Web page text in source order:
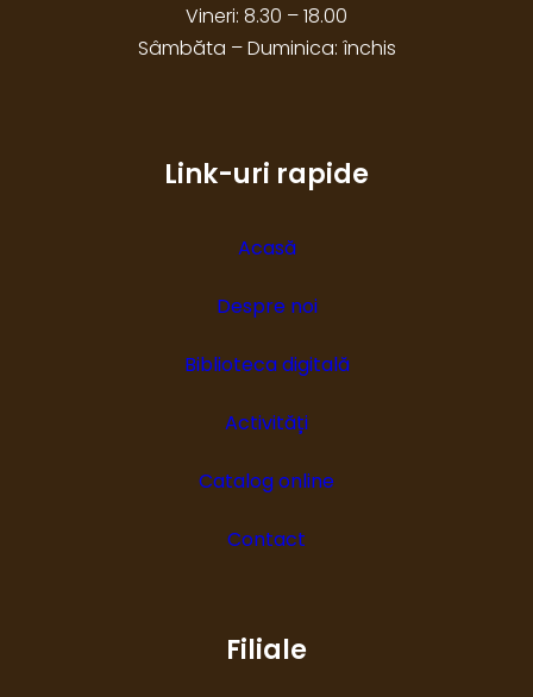
Vineri: 8.30 – 18.00
Sâmbăta – Duminica: închis
Link-uri rapide
Acasă
Despre noi
Biblioteca digitală
Activități
Catalog online
Contact
Filiale